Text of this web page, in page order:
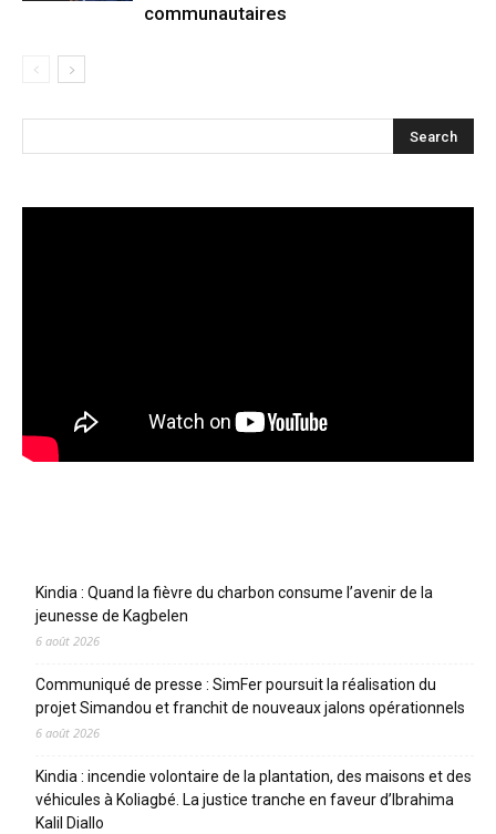
communautaires
Kindia : Quand la fièvre du charbon consume l’avenir de la
jeunesse de Kagbelen
6 août 2026
Communiqué de presse : SimFer poursuit la réalisation du
projet Simandou et franchit de nouveaux jalons opérationnels
6 août 2026
Kindia : incendie volontaire de la plantation, des maisons et des
véhicules à Koliagbé. La justice tranche en faveur d’Ibrahima
Kalil Diallo